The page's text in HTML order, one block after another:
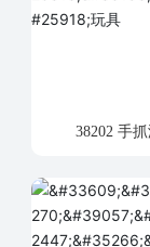
38202 手